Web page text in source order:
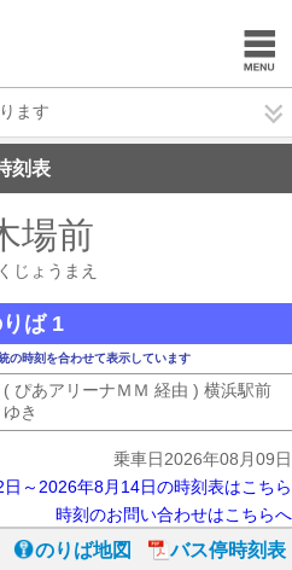
ます
刻表
場前
じょうまえ
ば 1
の時刻を合わせて表示しています
( ぴあアリーナＭＭ 経由 ) 横浜駅前
ゆき
乗車日2026年08月09日
～2026年8月14日の時刻表はこちら
時刻のお問い合わせはこちらへ
のりば地図
バス停時刻表